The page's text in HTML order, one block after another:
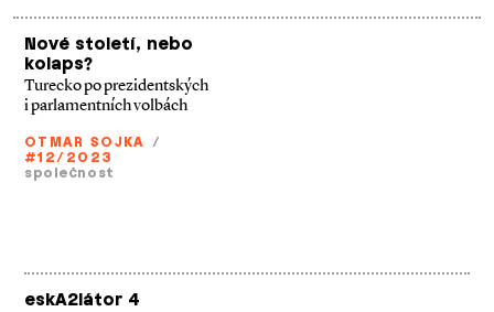
Nové století, nebo
kolaps?
Turecko po prezidentských
i parlamentních volbách
OTMAR SOJKA /
#12/2023
společnost
eskA2látor 4